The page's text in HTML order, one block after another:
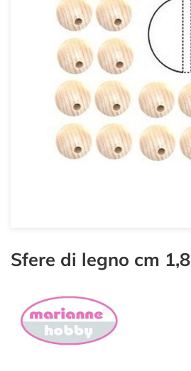
Sfere di legno cm 1,8